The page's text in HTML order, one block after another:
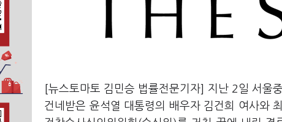
[뉴스토마토 김민승 법률전문기자] 지난 2일 서울
건네받은 윤석열 대통령의 배우자 김건희 여사와